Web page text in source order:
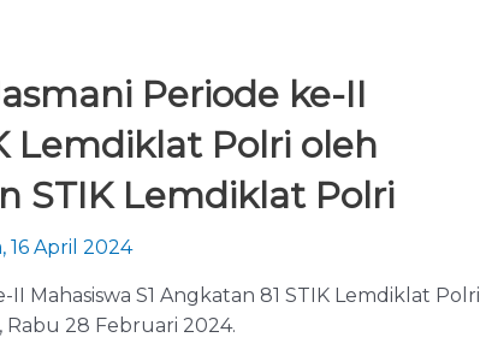
Periode ke-II
Lemdiklat Polri oleh
STIK Lemdiklat Polri
16 April 2024
Mahasiswa S1 Angkatan 81 STIK Lemdiklat Polri
Rabu 28 Februari 2024.